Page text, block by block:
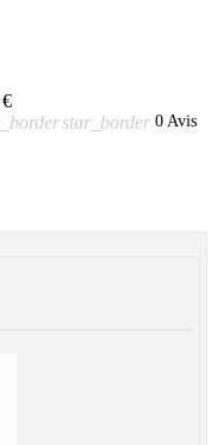
star_border 0 Avis